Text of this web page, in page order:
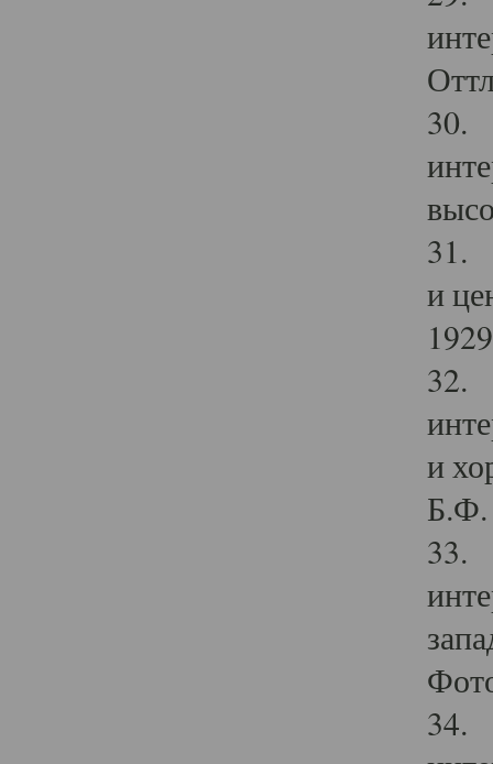
30.
31.
и
32.
и
Б.Ф.
33.
34.